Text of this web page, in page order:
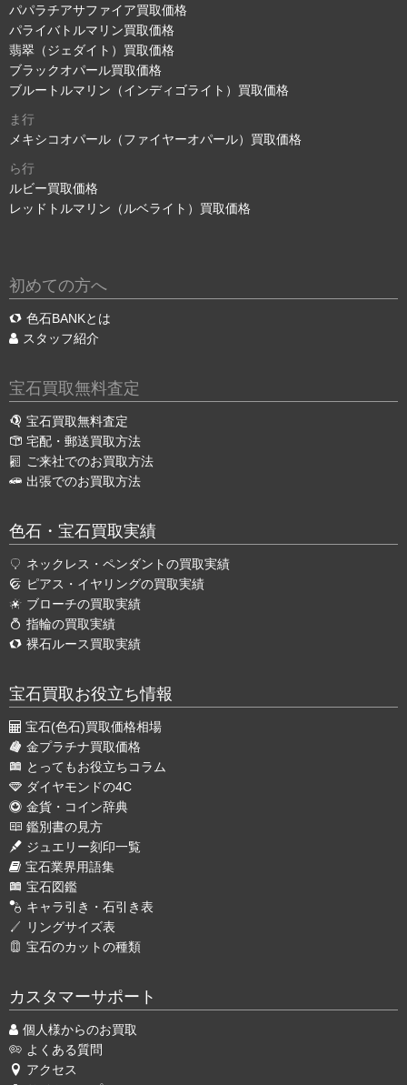
パパラチアサファイア買取価格
パライバトルマリン買取価格
翡翠（ジェダイト）買取価格
ブラックオパール買取価格
ブルートルマリン（インディゴライト）買取価格
ま行
メキシコオパール（ファイヤーオパール）買取価格
ら行
ルビー買取価格
レッドトルマリン（ルベライト）買取価格
初めての方へ
色石BANKとは
スタッフ紹介
宝石買取無料査定
宝石買取無料査定
宅配・郵送買取方法
ご来社でのお買取方法
出張でのお買取方法
色石・宝石買取実績
ネックレス・ペンダントの買取実績
ピアス・イヤリングの買取実績
ブローチの買取実績
指輪の買取実績
裸石ルース買取実績
宝石買取お役立ち情報
宝石(色石)買取価格相場
金プラチナ買取価格
とってもお役立ちコラム
ダイヤモンドの4C
金貨・コイン辞典
鑑別書の見方
ジュエリー刻印一覧
宝石業界用語集
宝石図鑑
キャラ引き・石引き表
リングサイズ表
宝石のカットの種類
カスタマーサポート
個人様からのお買取
よくある質問
アクセス